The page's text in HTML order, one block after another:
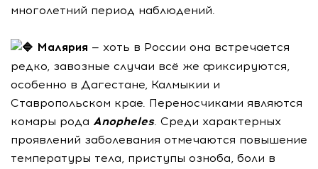
многолетний период наблюдений.
Малярия — хоть в России она встречается
редко, завозные случаи всё же фиксируются,
особенно в Дагестане, Калмыкии и
Ставропольском крае. Переносчиками являются
комары рода Anopheles. Среди характерных
проявлений заболевания отмечаются повышение
температуры тела, приступы озноба, боли в